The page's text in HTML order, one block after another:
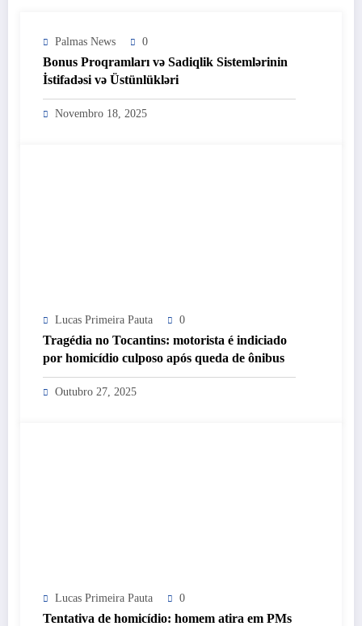
Palmas News 0
Bonus Proqramları və Sadiqlik Sistemlərinin
İstifadəsi və Üstünlükləri
Novembro 18, 2025
Lucas Primeira Pauta 0
Tragédia no Tocantins: motorista é indiciado
por homicídio culposo após queda de ônibus
Outubro 27, 2025
Lucas Primeira Pauta 0
Tentativa de homicídio: homem atira em PMs